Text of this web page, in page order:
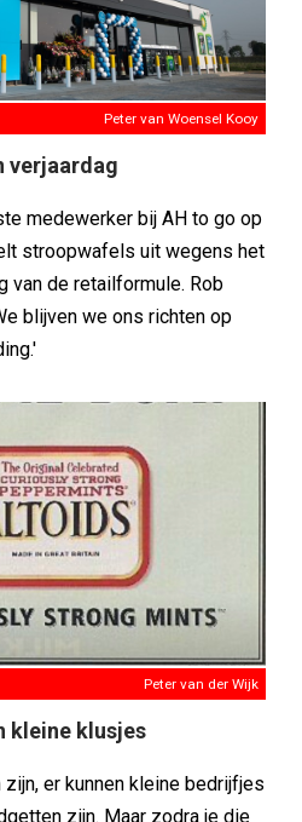
Peter van Woensel Kooy
verjaardag
medewerker bij AH to go op
stroopwafels uit wegens het
van de retailformule. Rob
blijven we ons richten op
Peter van der Wijk
kleine klusjes
zijn, er kunnen kleine bedrijfjes
zijn. Maar zodra je die